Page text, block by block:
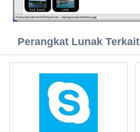
Perangkat Lunak Terkait